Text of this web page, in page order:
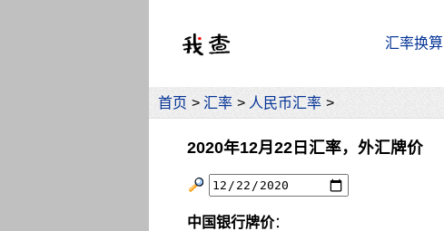
汇率换算
首页 > 汇率 > 人民币汇率 >
2020年12月22日汇率，外汇牌价
中国银行牌价：